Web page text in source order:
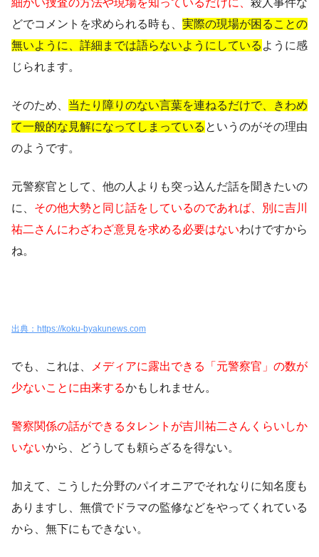
どでコメントを求められる時も、 実際の現場が困ることの
無いように、詳細までは語らないようにしている ように感
じられます。
そのため、 当たり障りのない言葉を連ねるだけで、きわめ
て一般的な見解になってしまっている というのがその理由
のようです。
元警察官として、他の人よりも突っ込んだ話を聞きたいの
に、 その他大勢と同じ話をしているのであれば、別に吉川
祐二さんにわざわざ意見を求める必要はないわけですから
ね。
出典：https://koku-byakunews.com
でも、これは、
メディアに露出できる「元警察官」の数が
少ないことに由来するかもしれません。
警察関係の話ができるタレントが吉川祐二さんくらいしか
いないから、どうしても頼らざるを得ない。
加えて、こうした分野のパイオニアでそれなりに知名度も
ありますし、無償でドラマの監修などをやってくれている
から、無下にもできない。